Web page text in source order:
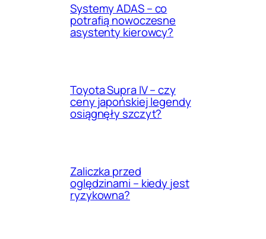
Systemy ADAS – co
potrafią nowoczesne
asystenty kierowcy?
Toyota Supra IV – czy
ceny japońskiej legendy
osiągnęły szczyt?
Zaliczka przed
oględzinami – kiedy jest
ryzykowna?